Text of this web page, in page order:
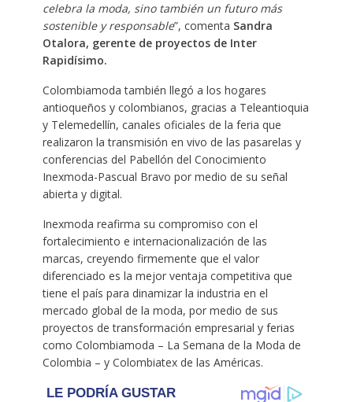
celebra la moda, sino también un futuro más
sostenible y responsable”, comenta Sandra
Otalora, gerente de proyectos de Inter
Rapidísimo.
Colombiamoda también llegó a los hogares
antioqueños y colombianos, gracias a Teleantioquia
y Telemedellín, canales oficiales de la feria que
realizaron la transmisión en vivo de las pasarelas y
conferencias del Pabellón del Conocimiento
Inexmoda-Pascual Bravo por medio de su señal
abierta y digital.
Inexmoda reafirma su compromiso con el
fortalecimiento e internacionalización de las
marcas, creyendo firmemente que el valor
diferenciado es la mejor ventaja competitiva que
tiene el país para dinamizar la industria en el
mercado global de la moda, por medio de sus
proyectos de transformación empresarial y ferias
como Colombiamoda – La Semana de la Moda de
Colombia – y Colombiatex de las Américas.